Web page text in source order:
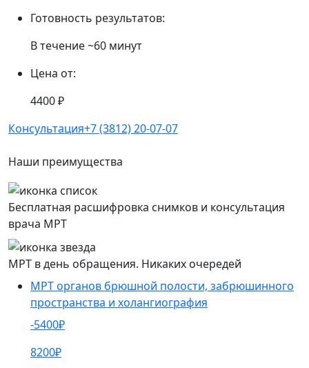
Готовность результатов:
В течение ~60 минут
Цена от:
4400 ₽
Консультация+7 (3812) 20-07-07
Наши преимущества
Бесплатная расшифровка снимков и консультация
врача МРТ
МРТ в день обращения. Никаких очередей
МРТ органов брюшной полости, забрюшинного
пространства и холангиография
-5400₽
8200₽